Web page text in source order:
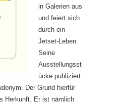
in Galerien aus
und feiert sich
durch ein
Jetset-Leben.
Seine
Ausstellungsst
ücke publiziert
Der Grund hierfür
Herkunft. Er ist nämlich